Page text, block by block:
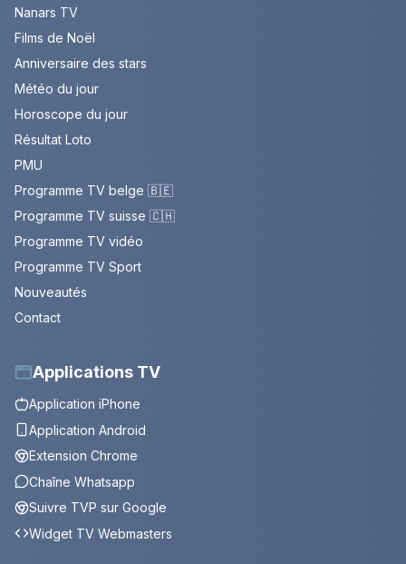
Nanars TV
Films de Noël
Anniversaire des stars
Météo du jour
Horoscope du jour
Résultat Loto
PMU
Programme TV belge 🇧🇪
Programme TV suisse 🇨🇭
Programme TV vidéo
Programme TV Sport
Nouveautés
Contact
Applications TV
Application iPhone
Application Android
Extension Chrome
Chaîne Whatsapp
Suivre TVP sur Google
Widget TV Webmasters